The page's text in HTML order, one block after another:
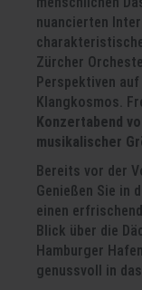
nuancierten
Zürcher
Perspektiven
Klangkosmos.
Konzertabend
musikalischer
Bereits vor der
Genießen Sie in
einen
Blick über die
Hamburger
genussvoll in